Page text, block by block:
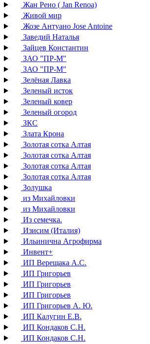
Жан Рено ( Jan Renoa)
Живой мир
Жозе Антуано Jose Antoine
Заведий Наталья
Зайцев Константин
ЗАО "ПР-М"
ЗАО "ПР-М"
Зелёная Лавка
Зеленый исток
Зеленый ковер
Зеленый огород
ЗКС
Злата Крона
Золотая сотка Алтая
Золотая сотка Алтая
Золотая сотка Алтая
Золотая сотка Алтая
Золушка
из Михайловки
из Михайловки
Из семечка.
Изисим (Италия)
Ильинична Агрофирма
Инвент+
ИП Верещака А.С.
ИП Григорьев
ИП Григорьев
ИП Григорьев
ИП Григорьев А. Ю.
ИП Калугин Е.В.
ИП Кондаков С.Н.
ИП Кондаков С.Н.